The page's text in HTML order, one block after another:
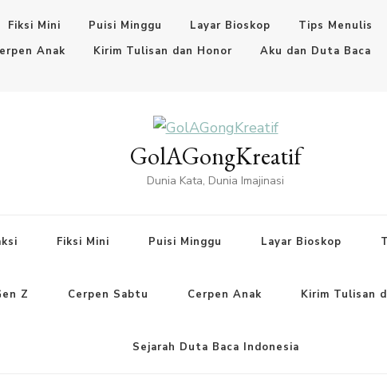
Fiksi Mini Puisi Minggu Layar Bioskop Tips Menulis
Anak Kirim Tulisan dan Honor Aku dan Duta Baca
GolAGongKreatif
Dunia Kata, Dunia Imajinasi
Fiksi Mini Puisi Minggu Layar Bioskop
Z Cerpen Sabtu Cerpen Anak Kirim Tulisan
Sejarah Duta Baca Indonesia